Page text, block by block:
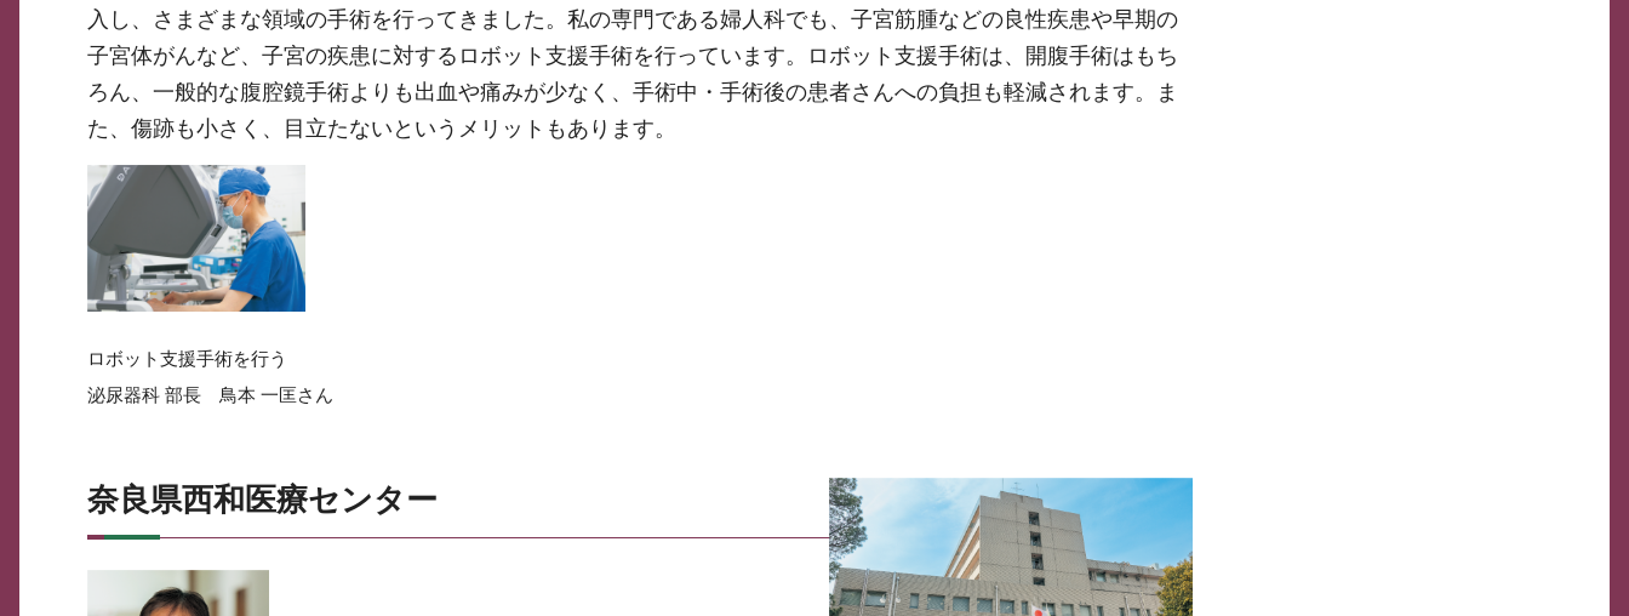
入し、さまざまな領域の手術を行ってきました。私の専門である婦人科でも、子宮筋腫などの良性疾患や早期の
子宮体がんなど、子宮の疾患に対するロボット支援手術を行っています。ロボット支援手術は、開腹手術はもち
ろん、一般的な腹腔鏡手術よりも出血や痛みが少なく、手術中・手術後の患者さんへの負担も軽減されます。ま
た、傷跡も小さく、目立たないというメリットもあります。
ロボット支援手術を行う
泌尿器科 部長 鳥本 一匡さん
奈良県西和医療センター